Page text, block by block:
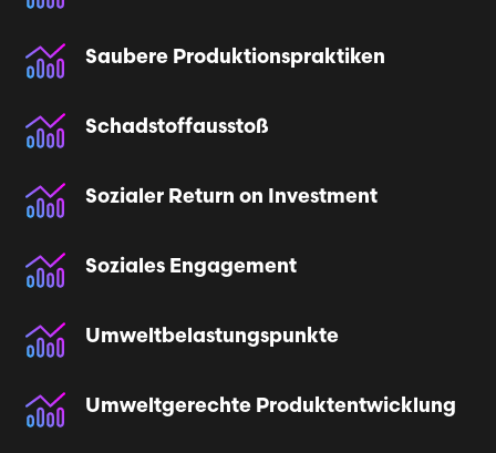
Saubere Produktionspraktiken
Schadstoffausstoß
Sozialer Return on Investment
Soziales Engagement
Umweltbelastungs­punkte
Umweltgerechte Produktentwicklung